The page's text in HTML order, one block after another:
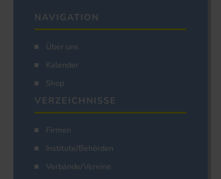
NAVIGATION
Über uns
Kalender
Shop
VERZEICHNISSE
Firmen
Institute/Behörden
Verbände/Vereine